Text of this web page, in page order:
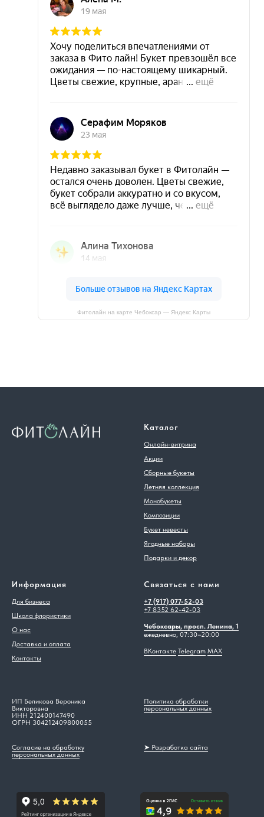
Фитолайн на карте Чебоксар — Яндекс Карты
Каталог
Онлайн-витрина
Акции
Сборные букеты
Летняя коллекция
Монобукеты
Композиции
Букет невесты
Ягодные наборы
Подарки и декор
Информация
Для бизнеса
Школа флористики
О нас
Доставка и оплата
Контакты
Связаться с нами
+7 (917) 077-52-03
+7 8352 62-42-03
Чебоксары, просп. Ленина, 1
ежедневно, 07:30–20:00
ВКонтакте Telegram MAX
ИП Беликова Вероника
Викторовна
ИНН 212400147490
ОГРН 304212409800055
Политика обработки
персональных данных
Согласие на обработку
персональных данных
➤ Разработка сайта